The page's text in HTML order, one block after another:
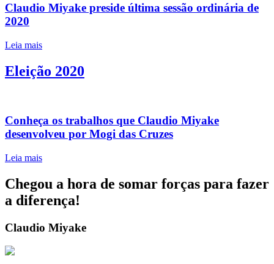
Claudio Miyake preside última sessão ordinária de
2020
Leia mais
Eleição 2020
Conheça os trabalhos que Claudio Miyake
desenvolveu por Mogi das Cruzes
Leia mais
Chegou a hora de somar forças para fazer
a diferença!
Claudio Miyake